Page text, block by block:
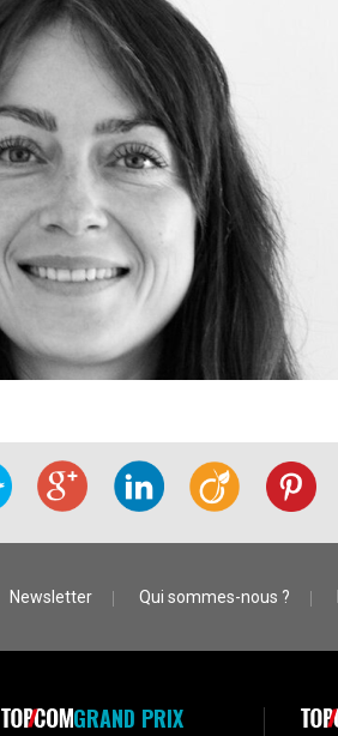
Newsletter Qui sommes-nous ?
GRAND PRIX